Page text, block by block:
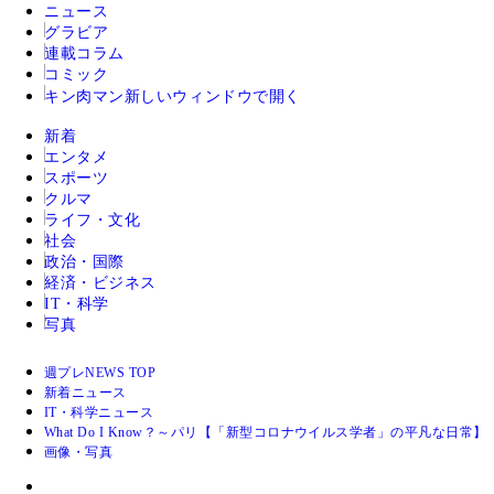
ニュース
グラビア
連載コラム
コミック
キン肉マン 新しいウィンドウで開く
新着
エンタメ
スポーツ
クルマ
ライフ・文化
社会
政治・国際
経済・ビジネス
IT・科学
写真
週プレNEWS TOP
新着ニュース
IT・科学ニュース
What Do I Know？～パリ【「新型コロナウイルス学者」の平凡な日常】
画像・写真